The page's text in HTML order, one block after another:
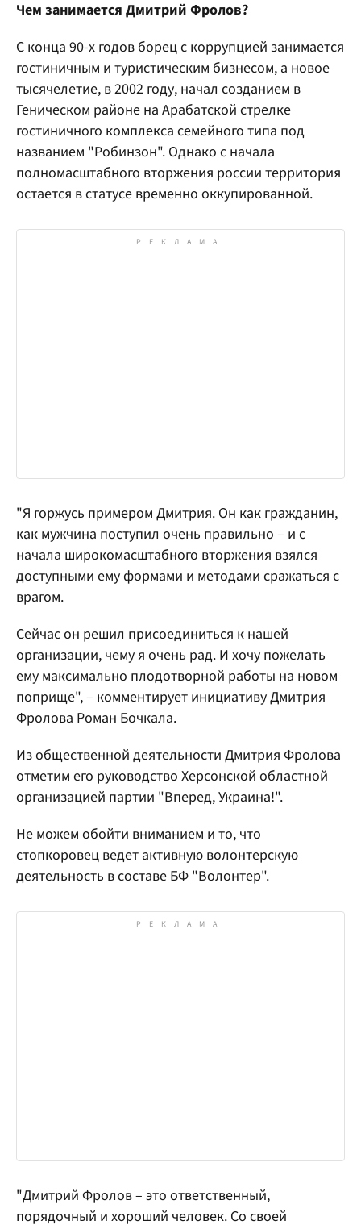
Чем занимается Дмитрий Фролов?
С конца 90-х годов борец с коррупцией занимается
гостиничным и туристическим бизнесом, а новое
тысячелетие, в 2002 году, начал созданием в
Геническом районе на Арабатской стрелке
гостиничного комплекса семейного типа под
названием "Робинзон". Однако с начала
полномасштабного вторжения россии территория
остается в статусе временно оккупированной.
"Я горжусь примером Дмитрия. Он как гражданин,
как мужчина поступил очень правильно – и с
начала широкомасштабного вторжения взялся
доступными ему формами и методами сражаться с
врагом.
Сейчас он решил присоединиться к нашей
организации, чему я очень рад. И хочу пожелать
ему максимально плодотворной работы на новом
поприще", – комментирует инициативу Дмитрия
Фролова Роман Бочкала.
Из общественной деятельности Дмитрия Фролова
отметим его руководство Херсонской областной
организацией партии "Вперед, Украина!".
Не можем обойти вниманием и то, что
стопкоровец ведет активную волонтерскую
деятельность в составе БФ "Волонтер".
"Дмитрий Фролов – это ответственный,
порядочный и хороший человек. Со своей